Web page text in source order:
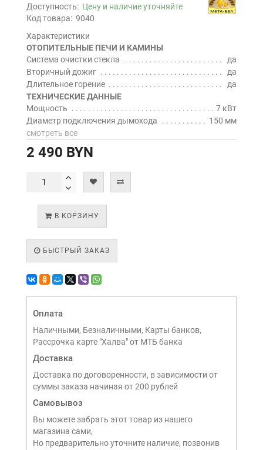
Доступность: Цену и наличие уточняйте
Код товара: 9040
Характеристики
ОТОПИТЕЛЬНЫЕ ПЕЧИ И КАМИНЫ
Система очистки стекла
да
Вторичный дожиг
да
Длительное горение
да
ТЕХНИЧЕСКИЕ ДАННЫЕ
Мощность
7 кВт
Диаметр подключения дымохода
150 мм
смотреть все
2 490 BYN
В КОРЗИНУ
БЫСТРЫЙ ЗАКАЗ
Оплата
Наличными, Безналичными, Карты банков,
Рассрочка карте "Халва" от МТБ банка
Доставка
Доставка по договоренности, в зависимости от
суммы заказа начиная от 200 рублей
Самовывоз
Вы можете забрать этот товар из нашего
магазина сами,
Но предварительно уточните наличие, позвонив